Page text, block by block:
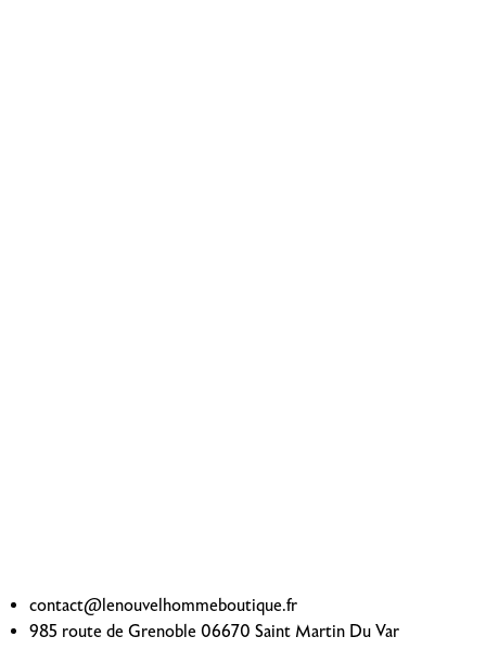
contact@lenouvelhommeboutique.fr
985 route de Grenoble 06670 Saint Martin Du Var